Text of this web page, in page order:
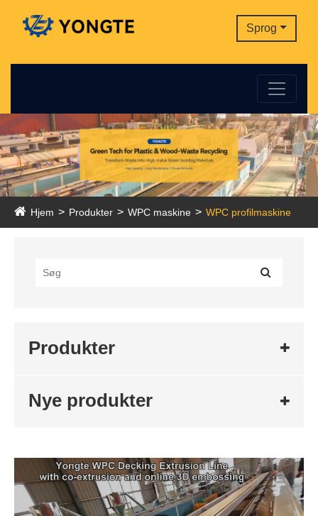
Sprog
Hjem Produkter WPC maskine WPC profilmaskine
Produkter
Nye produkter